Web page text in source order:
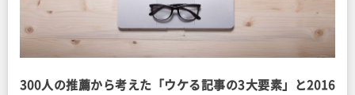
300人の推薦から考えた「ウケる記事の3大要素」と2016